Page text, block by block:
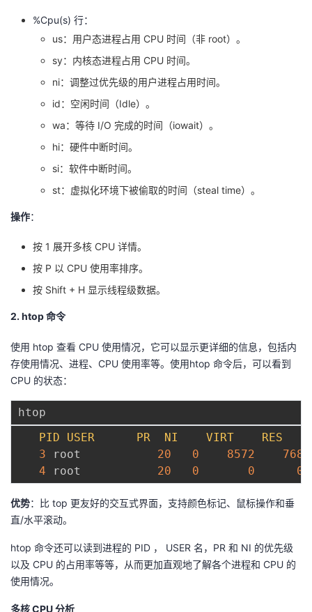
播
活
的
程
认
的
我
支
声
%Cpu(s) 行：
us：用户态进程占用 CPU 时间（非 root）。
sy：内核态进程占用 CPU 时间。
ni：调整过优先级的用户进程占用时间。
id：空闲时间（Idle）。
wa：等待 I/O 完成的时间（iowait）。
hi：硬件中断时间。
si：软件中断时间。
st：虚拟化环境下被偷取的时间（steal time）。
操作：
按 1 展开多核 CPU 详情。
按 P 以 CPU 使用率排序。
按 Shift + H 显示线程级数据。
2. htop 命令
使用 htop 查看 CPU 使用情况，它可以显示更详细的信息，包括内
存使用情况、进程、CPU 使用率等。使用htop 命令后，可以看到
CPU 的状态：
PID
USER PR NI VIRT RES
3 root 20 0 8572
768
4 root 20 0 0 0
优势：比 top 更友好的交互式界面，支持颜色标记、鼠标操作和垂
直/水平滚动。
htop 命令还可以读到进程的 PID ， USER 名，PR 和 NI 的优先级
以及 CPU 的占用率等等，从而更加直观地了解各个进程和 CPU 的
使用情况。
多核 CPU 分析